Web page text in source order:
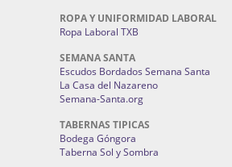
ROPA Y UNIFORMIDAD LABORAL
Ropa Laboral TXB
SEMANA SANTA
Escudos Bordados Semana Santa
La Casa del Nazareno
Semana-Santa.org
TABERNAS TIPICAS
Bodega Góngora
Taberna Sol y Sombra